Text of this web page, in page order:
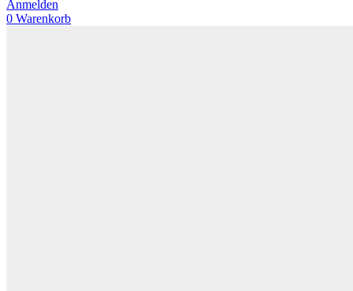
Anmelden
0 Warenkorb